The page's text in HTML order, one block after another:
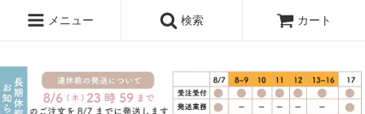
メニュー 検索 カート